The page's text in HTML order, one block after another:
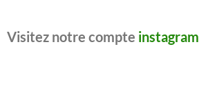
Visitez notre compte instagram